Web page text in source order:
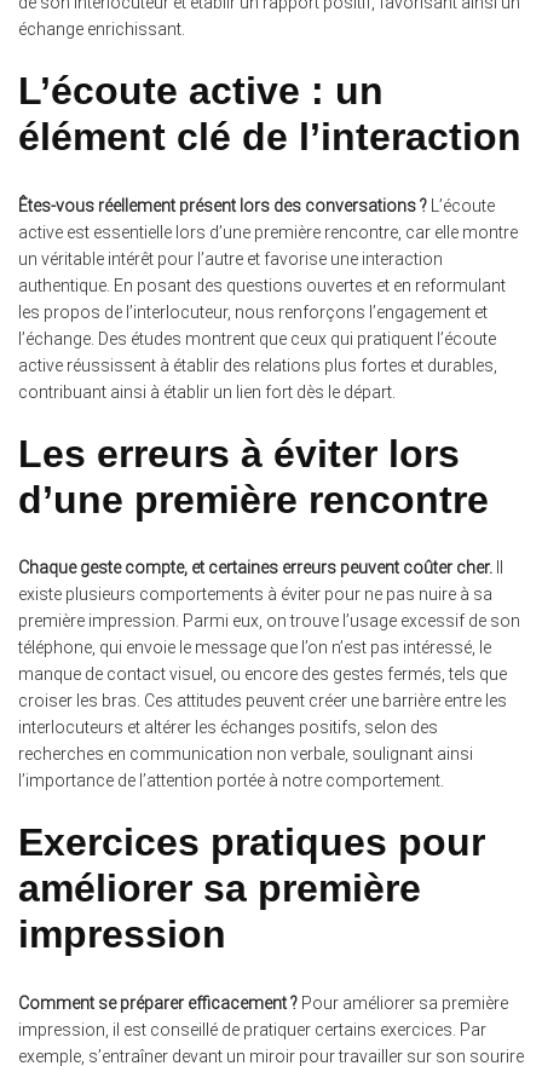
échange enrichissant.
L’écoute active : un
élément clé de l’interaction
Êtes-vous réellement présent lors des conversations ? L’écoute
active est essentielle lors d’une première rencontre, car elle montre
un véritable intérêt pour l’autre et favorise une interaction
authentique. En posant des questions ouvertes et en reformulant
les propos de l’interlocuteur, nous renforçons l’engagement et
l’échange. Des études montrent que ceux qui pratiquent l’écoute
active réussissent à établir des relations plus fortes et durables,
contribuant ainsi à établir un lien fort dès le départ.
Les erreurs à éviter lors
d’une première rencontre
Chaque geste compte, et certaines erreurs peuvent coûter cher.
existe plusieurs comportements à éviter pour ne pas nuire à sa
première impression. Parmi eux, on trouve l’usage excessif de son
téléphone, qui envoie le message que l’on n’est pas intéressé, le
manque de contact visuel, ou encore des gestes fermés, tels que
croiser les bras. Ces attitudes peuvent créer une barrière entre les
interlocuteurs et altérer les échanges positifs, selon des
recherches en communication non verbale, soulignant ainsi
l’importance de l’attention portée à notre comportement.
Exercices pratiques pour
améliorer sa première
impression
Comment se préparer efficacement ? Pour améliorer sa première
impression, il est conseillé de pratiquer certains exercices. Par
exemple, s’entraîner devant un miroir pour travailler sur son sourire